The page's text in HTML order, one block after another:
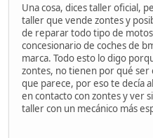
Una cosa, dices taller oficial,
taller que vende zontes y
de reparar todo tipo de
concesionario de coches de
marca. Todo esto lo digo
zontes, no tienen por qué
que parece, por eso te decía
en contacto con zontes y ver
taller con un mecánico más